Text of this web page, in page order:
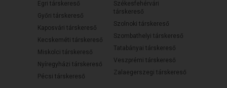
Egri társkereső
Győri társkereső
Kaposvári társkereső
Kecskeméti társkereső
Miskolci társkereső
Nyíregyházi társkereső
Pécsi társkereső
Székesfehérvári
társkereső
Szolnoki társkereső
Szombathelyi társkereső
Tatabányai társkereső
Veszprémi társkereső
Zalaegerszegi társkereső